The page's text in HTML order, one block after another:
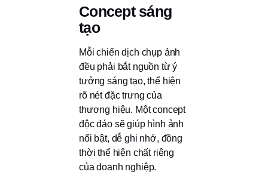
Concept sáng
tạo
Mỗi chiến dịch chụp ảnh
đều phải bắt nguồn từ ý
tưởng sáng tạo, thể hiện
rõ nét đặc trưng của
thương hiệu. Một concept
độc đáo sẽ giúp hình ảnh
nổi bật, dễ ghi nhớ, đồng
thời thể hiện chất riêng
của doanh nghiệp.